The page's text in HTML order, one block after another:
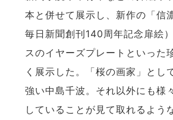
本と併せて展示し、新作の「信
毎日新聞創刊140周年記念扉絵
スのイヤーズプレートといった
く展示した。「桜の画家」とし
強い中島千波。それ以外にも様
していることが見て取れるよう